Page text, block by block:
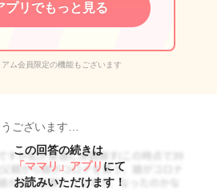
プリでもっと見る
ム会員限定の機能もございます
ございます…
この回答の続きは
「ママリ」アプリ にて
お読みいただけます！